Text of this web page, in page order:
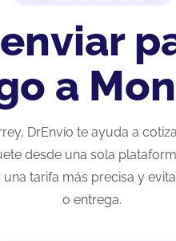
a
DrEnvío te ayuda a
desde una sola
tarifa más precisa y
o entrega.